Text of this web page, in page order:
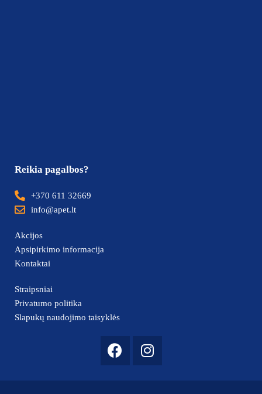
Reikia pagalbos?
+370 611 32669
info@apet.lt
Akcijos
Apsipirkimo informacija
Kontaktai
Straipsniai
Privatumo politika
Slapukų naudojimo taisyklės